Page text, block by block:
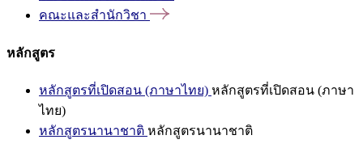
คณะและสำนักวิชา
หลักสูตร
หลักสูตรที่เปิดสอน (ภาษาไทย) หลักสูตรที่เปิดสอน (ภาษา
ไทย)
หลักสูตรนานาชาติ หลักสูตรนานาชาติ